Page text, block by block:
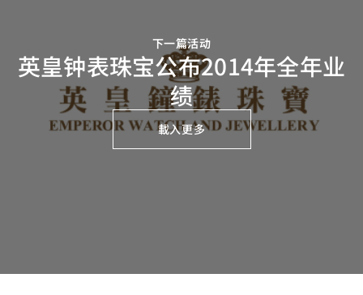
下一篇活动
英皇钟表珠宝公布2014年全年业
绩
載入更多